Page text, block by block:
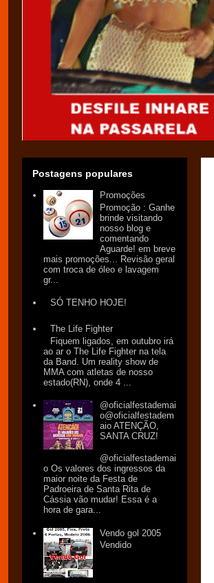
Postagens populares
Promoções
Promoção : Ganhe
brinde visitando
nosso blog e
comentando
Aguarde! em breve
mais promoções... Revisão geral
com troca de óleo e lavagem
gr...
SÓ TENHO HOJE!
The Life Fighter
Fiquem ligados, em outubro irá
ao ar o The Life Fighter na tela
da Band. Um reality show de
MMA com atletas de nosso
estado(RN), onde 4 ...
@oficialfestademai
o@oficialfestadem
aio ATENÇÃO,
SANTA CRUZ!
@oficialfestademai
o Os valores dos ingressos da
maior noite da Festa de
Padroeira de Santa Rita de
Cássia vão mudar! Essa é a
hora de gara...
Vendo gol 2005
Vendido